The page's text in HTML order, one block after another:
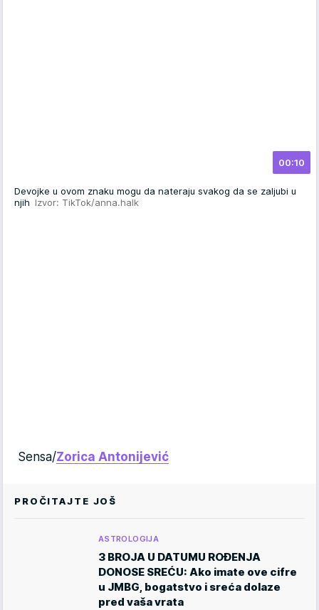
00:10
Devojke u ovom znaku mogu da nateraju svakog da se zaljubi u
njih Izvor: TikTok/anna.halk
Sensa/Zorica Antonijević
PROČITAJTE JOŠ
ASTROLOGIJA
3 BROJA U DATUMU ROĐENJA
DONOSE SREĆU: Ako imate ove cifre
u JMBG, bogatstvo i sreća dolaze
pred vaša vrata